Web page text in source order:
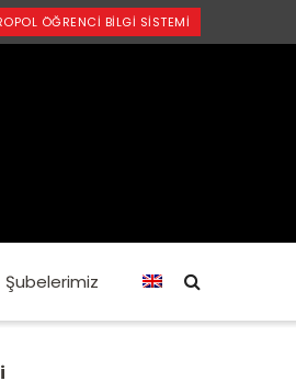
ÖĞRENCI BILGI SISTEMI
Şubelerimiz